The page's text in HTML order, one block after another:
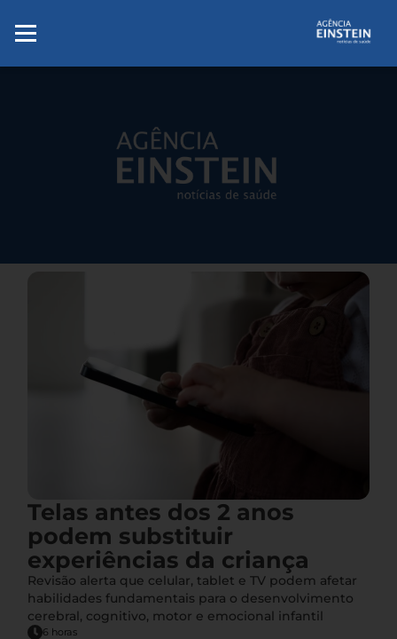
Telas antes dos 2 anos
podem substituir
experiências da criança
Revisão alerta que celular, tablet e TV podem afetar
habilidades fundamentais para o desenvolvimento
cerebral, cognitivo, motor e emocional infantil
6 horas